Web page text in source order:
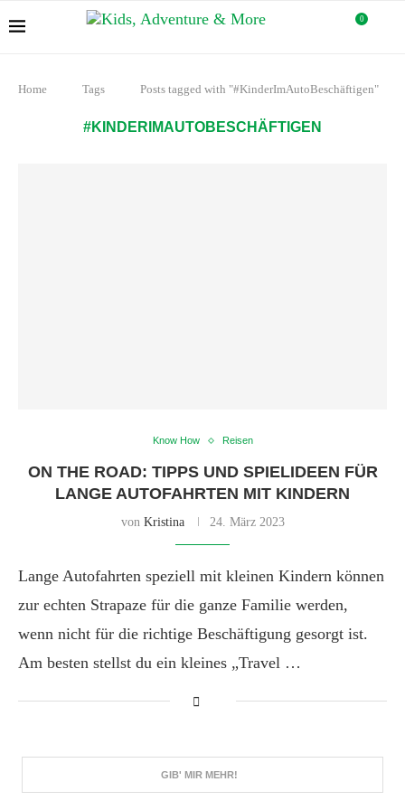
0
Home Tags Posts tagged with "#KinderImAutoBeschäftigen"
#KINDERIMAUTOBESCHÄFTIGEN
Know How Reisen
ON THE ROAD: TIPPS UND SPIELIDEEN FÜR
LANGE AUTOFAHRTEN MIT KINDERN
von Kristina 24. März 2023
Lange Autofahrten speziell mit kleinen Kindern können
zur echten Strapaze für die ganze Familie werden,
wenn nicht für die richtige Beschäftigung gesorgt ist.
Am besten stellst du ein kleines „Travel …
GIB' MIR MEHR!